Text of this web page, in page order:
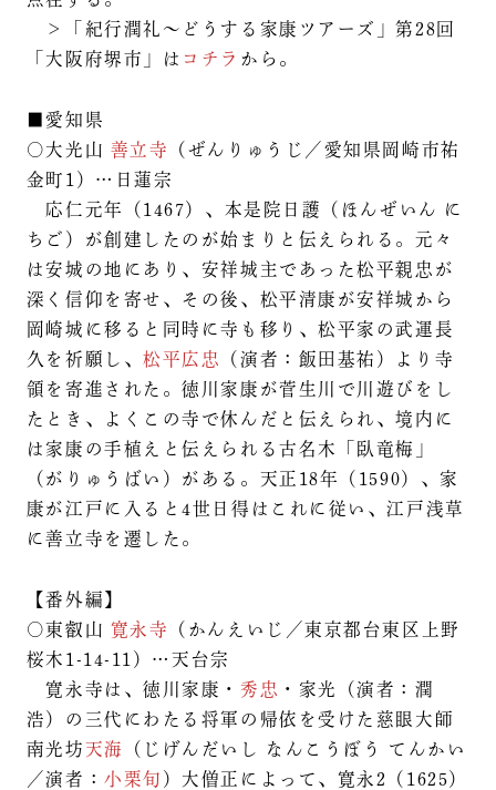
＞「紀行潤礼～どうする家康ツアーズ」第28回
「大阪府堺市」は コチラ から。
■愛知県
○大光山 善立寺
（ぜんりゅうじ／愛知県岡崎市祐
金町1）…日蓮宗
応仁元年（1467）、本是院日護（ほんぜいん に
ちご）が創建したのが始まりと伝えられる。元々
は安城の地にあり、安祥城主であった松平親忠が
深く信仰を寄せ、その後、松平清康が安祥城から
岡崎城に移ると同時に寺も移り、松平家の武運長
久を祈願し、松平広忠
（演者：飯田基祐）より寺
領を寄進された。徳川家康が菅生川で川遊びをし
たとき、よくこの寺で休んだと伝えられ、境内に
は家康の手植えと伝えられる古名木「臥竜梅」
（がりゅうばい）がある。天正18年（1590）、家
康が江戸に入ると4世日得はこれに従い、江戸浅草
に善立寺を遷した。
【番外編】
○東叡山 寛永寺
（かんえいじ／東京都台東区上野
桜木1-14-11）…天台宗
寛永寺は、徳川家康・ 秀忠 ・家光（演者：潤
浩）の三代にわたる将軍の帰依を受けた慈眼大師
南光坊天海
（じげんだいし なんこうぼう てんかい
／演者：小栗旬 ）大僧正によって、寛永2（1625）